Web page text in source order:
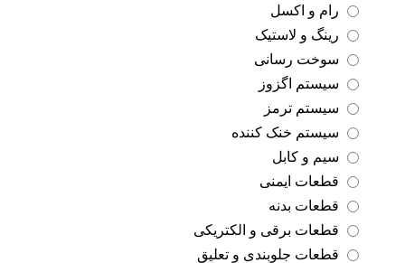
رام و اکسل
رینگ و لاستیک
سوخت رسانی
سیستم اگزوز
سیستم ترمز
سیستم خنک کننده
سیم و کابل
قطعات ایمنی
قطعات بدنه
قطعات برقی و الکتریکی
قطعات جلوبندی و تعلیق